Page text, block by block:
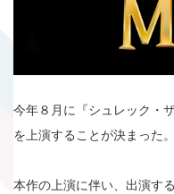
今年８月に『シュレック・
を上演することが決まった。
本作の上演に伴い、出演す